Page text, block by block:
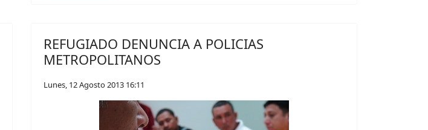
REFUGIADO DENUNCIA A POLICIAS
METROPOLITANOS
Lunes, 12 Agosto 2013 16:11